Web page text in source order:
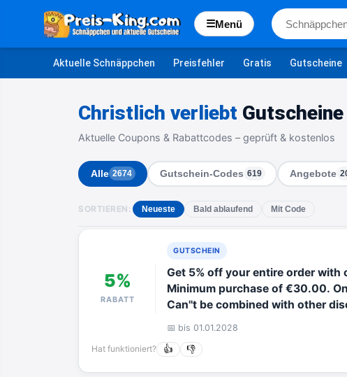
☰Menü
Aktuelle Schnäppchen Preisfehler Gratis Gutscheine
Christlich verliebt
Aktuelle Coupons & Rabattcodes – geprüft & kostenlos
Alle 2674 Gutschein-Codes 619 Angebote
SORTIEREN: Neueste Bald ablaufend Mit Code
5%
RABATT
GUTSCHEIN
Get 5% off your entire order with
Minimum purchase of €30.00.
Can''t be combined with other
📅 bis 01.01.2028
Hat funktioniert? 👍 👎